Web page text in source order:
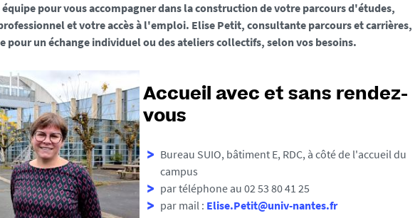
équipe pour vous accompagner dans la construction de votre parcours d'études,
et votre accès à l'emploi. Elise Petit, consultante parcours et carrières,
pour un échange individuel ou des ateliers collectifs, selon vos besoins.
Accueil avec et sans rendez-
vous
Bureau SUIO, bâtiment E, RDC, à côté de l'accueil du
campus
par téléphone au 02 53 80 41 25
par mail : Elise.Petit@univ-nantes.fr